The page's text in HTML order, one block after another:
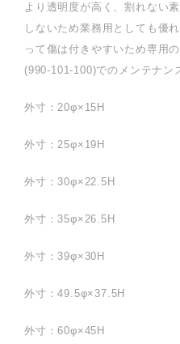
より透明度が高く、割れない
しないため業務用としても優
って傷は付きやすいため専用
(990-101-100)でのメンテナン
外寸：20φ×15H
外寸：25φ×19H
外寸：30φ×22.5H
外寸：35φ×26.5H
外寸：39φ×30H
外寸：49.5φ×37.5H
外寸：60φ×45H